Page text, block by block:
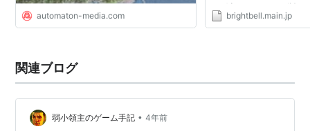
automaton-media.com
らば幸いです。 ＰＣ版
修正パッチが公開されて
brightbell.main.jp
関連ブログ
弱小領主のゲーム手記 • 4年前